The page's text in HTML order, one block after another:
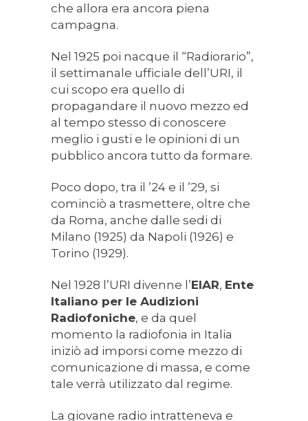
che allora era ancora piena
campagna.
Nel 1925 poi nacque il “Radiorario”,
il settimanale ufficiale dell’URI, il
cui scopo era quello di
propagandare il nuovo mezzo ed
al tempo stesso di conoscere
meglio i gusti e le opinioni di un
pubblico ancora tutto da formare.
Poco dopo, tra il ’24 e il ’29, si
cominciò a trasmettere, oltre che
da Roma, anche dalle sedi di
Milano (1925) da Napoli (1926) e
Torino (1929).
Nel 1928 l’URI divenne l’EIAR, Ente
Italiano per le Audizioni
Radiofoniche, e da quel
momento la radiofonia in Italia
iniziò ad imporsi come mezzo di
comunicazione di massa, e come
tale verrà utilizzato dal regime.
La giovane radio intratteneva e